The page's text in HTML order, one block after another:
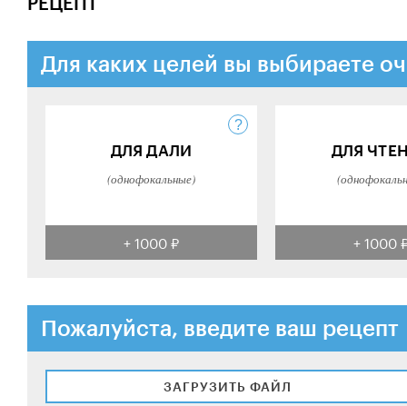
Для каких целей вы выбираете
ДЛЯ ДАЛИ
(однофокальные)
+ 1000 ₽
ДЛЯ
+ 1000
Пожалуйста, введите ваш рецепт
ЗАГРУЗИТЬ ФАЙЛ